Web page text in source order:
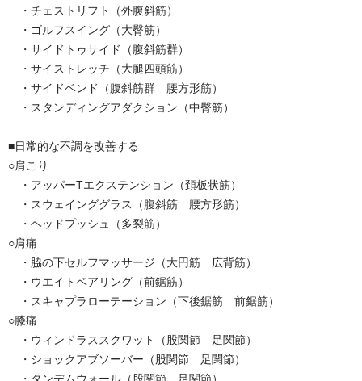
・チェストリフト（外腹斜筋）
・ゴルフスイング（大臀筋）
・サイドトゥサイド（腹斜筋群）
・サイストレッチ（大腿四頭筋）
・サイドベンド（腹斜筋群 腰方形筋）
・スタンディングアダクション（中臀筋）
■日常的な不調を改善する
○肩こり
・アッパーTエクステンション（頚板状筋）
・スウェインググラス（腹斜筋 腰方形筋）
・ヘッドプッシュ（多裂筋）
○肩痛
・脇の下セルフマッサージ（大円筋 広背筋）
・ウエイトベアリング（前鋸筋）
・スキャプラローテーション（下後鋸筋 前鋸筋）
○膝痛
・ウィンドラススクワット（股関節 足関節）
・ショックアブソーバー（股関節 足関節）